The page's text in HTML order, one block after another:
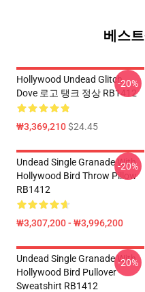
베스
Hollywood Undead Glitch
Dove 로고 탱크 정상 RB1412
₩3,369,210$24.45
-20%
Undead Single Granade With
Hollywood Bird Throw Pillow
RB1412
₩3,307,200 - ₩3,996,200
-20%
Undead Single Granade With
Hollywood Bird Pullover
Sweatshirt RB1412
-20%